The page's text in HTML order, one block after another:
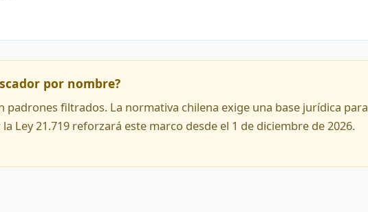
por nombre?
padrones filtrados. La normativa chilena exige una base jurídica para
Ley 21.719 reforzará este marco desde el 1 de diciembre de 2026.